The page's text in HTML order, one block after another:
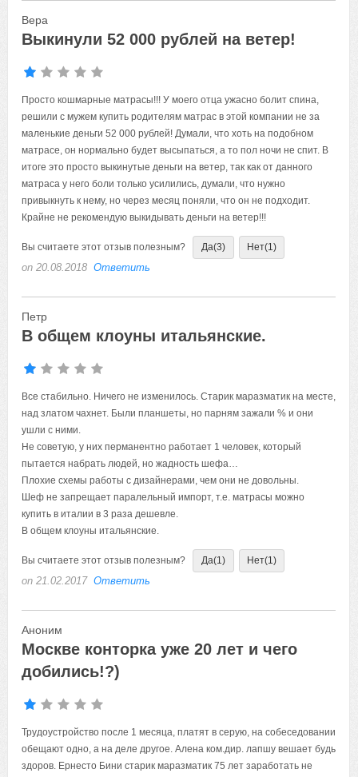
Вера
Выкинули 52 000 рублей на ветер!
Просто кошмарные матрасы!!! У моего отца ужасно болит спина,
решили с мужем купить родителям матрас в этой компании не за
маленькие деньги 52 000 рублей! Думали, что хоть на подобном
матрасе, он нормально будет высыпаться, а то пол ночи не спит. В
итоге это просто выкинутые деньги на ветер, так как от данного
матраса у него боли только усилились, думали, что нужно
привыкнуть к нему, но через месяц поняли, что он не подходит.
Крайне не рекомендую выкидывать деньги на ветер!!!
Вы считаете этот отзыв полезным? Да(3) Нет(1)
on 20.08.2018 Ответить
Петр
В общем клоуны итальянские.
Все стабильно. Ничего не изменилось. Старик маразматик на месте,
над златом чахнет. Были планшеты, но парням зажали % и они
ушли с ними.
Не советую, у них перманентно работает 1 человек, который
пытается набрать людей, но жадность шефа…
Плохие схемы работы с дизайнерами, чем они не довольны.
Шеф не запрещает паралельный импорт, т.е. матрасы можно
купить в италии в 3 раза дешевле.
В общем клоуны итальянские.
Вы считаете этот отзыв полезным? Да(1) Нет(1)
on 21.02.2017 Ответить
Аноним
Москве конторка уже 20 лет и чего
добились!?)
Трудоустройство после 1 месяца, платят в серую, на собеседовании
обещают одно, а на деле другое. Алена ком.дир. лапшу вешает будь
здоров. Ернесто Бини старик маразматик 75 лет заработать не